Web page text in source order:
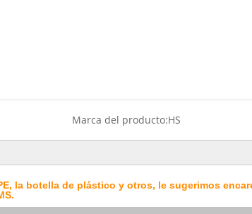
Marca del producto:HS
la botella de plástico y otros, le sugerimos